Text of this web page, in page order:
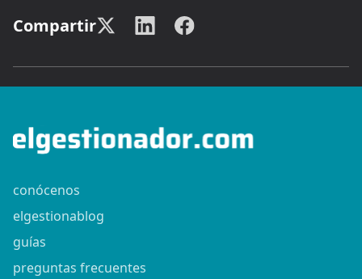
Compartir
conócenos
elgestionablog
guías
preguntas frecuentes